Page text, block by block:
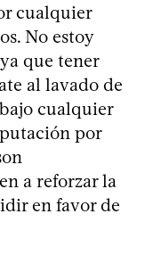
cualquier
No estoy
que tener
al lavado de
cualquier
por
a reforzar la
en favor de